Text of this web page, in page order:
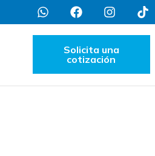
Solicita una
cotización